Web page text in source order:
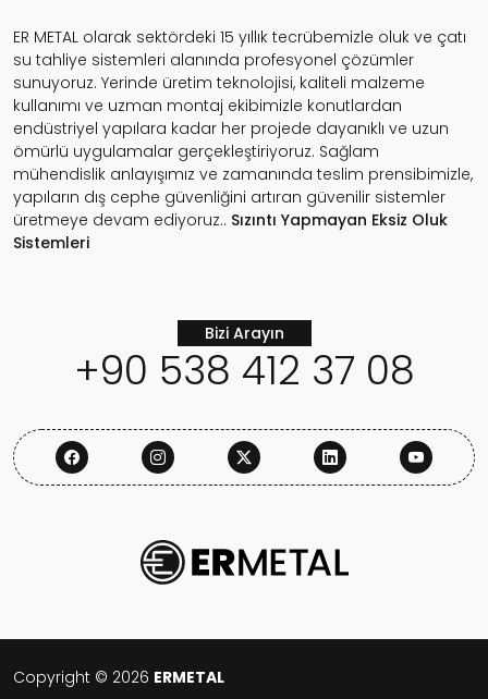
ER METAL olarak sektördeki 15 yıllık tecrübemizle oluk ve çatı
su tahliye sistemleri alanında profesyonel çözümler
sunuyoruz. Yerinde üretim teknolojisi, kaliteli malzeme
kullanımı ve uzman montaj ekibimizle konutlardan
endüstriyel yapılara kadar her projede dayanıklı ve uzun
ömürlü uygulamalar gerçekleştiriyoruz. Sağlam
mühendislik anlayışımız ve zamanında teslim prensibimizle,
yapıların dış cephe güvenliğini artıran güvenilir sistemler
üretmeye devam ediyoruz.. Sızıntı Yapmayan Eksiz Oluk
Sistemleri
Bizi Arayın
+90 538 412 37 08
Copyright © 2026 ERMETAL